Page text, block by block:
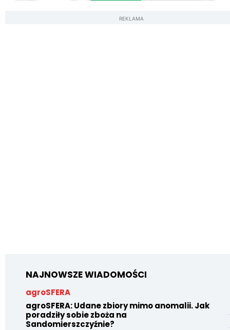
REKLAMA
NAJNOWSZE WIADOMOŚCI
agroSFERA
agroSFERA: Udane zbiory mimo anomalii. Jak
poradziły sobie zboża na
Sandomierszczyźnie?